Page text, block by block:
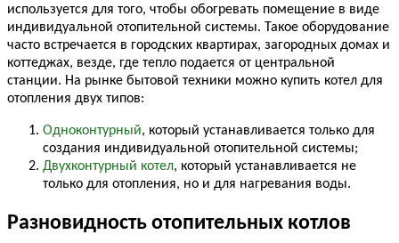
используется для того, чтобы обогревать помещение в виде
индивидуальной отопительной системы. Такое оборудование
часто встречается в городских квартирах, загородных домах и
коттеджах, везде, где тепло подается от центральной
станции. На рынке бытовой техники можно купить котел для
отопления двух типов:
Одноконтурный, который устанавливается только для
создания индивидуальной отопительной системы;
Двухконтурный котел, который устанавливается не
только для отопления, но и для нагревания воды.
Разновидность отопительных котлов